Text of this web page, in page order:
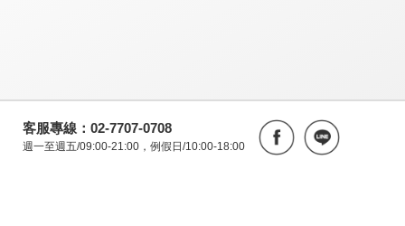
客服專線：02-7707-0708
週一至週五/09:00-21:00，例假日/10:00-18:00